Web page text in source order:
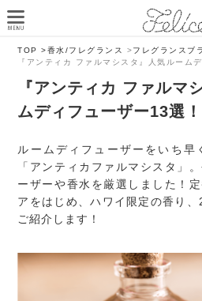
TOP >香水/フレグランス >フレグランスブ
『アンティカ ファルマシスタ』人気ルーム
『アンティカ ファルマ
ムディフューザー13選！
ルームディフューザーをいち早
「アンティカファルマシスタ」
ーザーや香水を厳選しました！
アをはじめ、ハワイ限定の香り
ご紹介します！